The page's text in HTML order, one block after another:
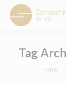
Tag
You
Home